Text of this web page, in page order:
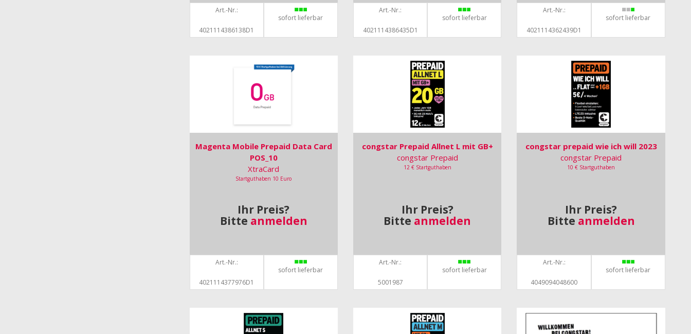
Art.-Nr.:
4021114386138D1
sofort lieferbar
Art.-Nr.:
4021114386435D1
sofort lieferbar
Art.-Nr.:
4021114362439D1
sofort lieferbar
Magenta Mobile Prepaid Data Card
POS_10
XtraCard
Startguthaben 10 Euro
Ihr Preis?
Bitte anmelden
Art.-Nr.:
4021114377976D1
sofort lieferbar
congstar Prepaid Allnet L mit GB+
congstar Prepaid
12 € Startguthaben
Ihr Preis?
Bitte anmelden
Art.-Nr.:
5001987
sofort lieferbar
congstar prepaid wie ich will 2023
congstar Prepaid
10 € Startguthaben
Ihr Preis?
Bitte anmelden
Art.-Nr.:
4049094048600
sofort lieferbar